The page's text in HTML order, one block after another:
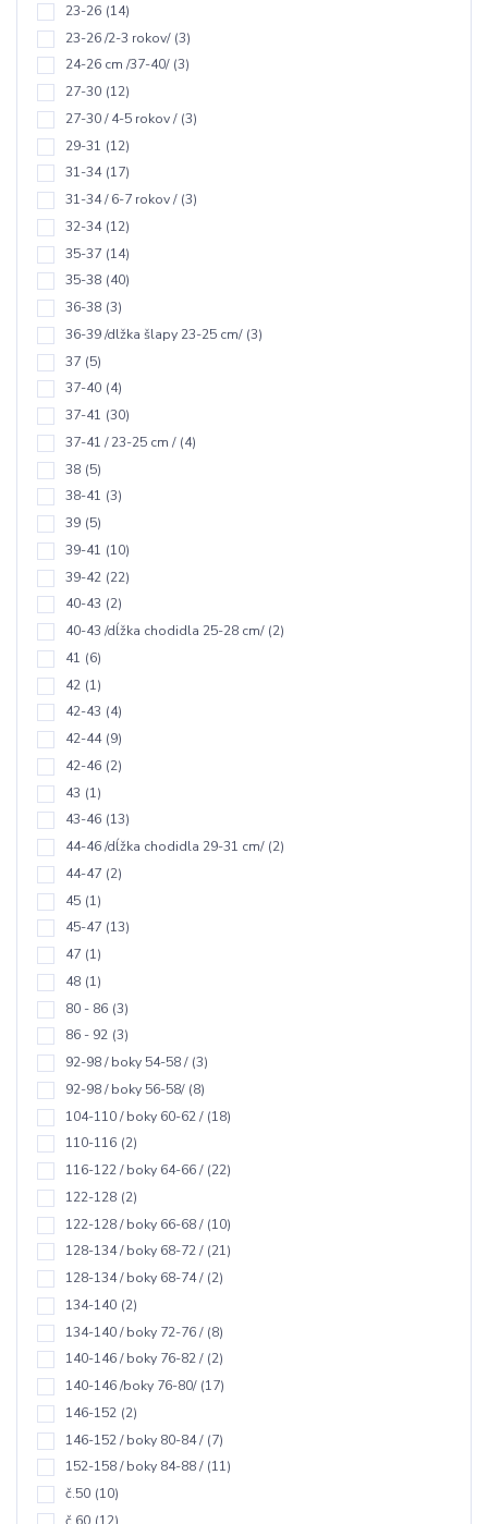
23-26 (14)
23-26 /2-3 rokov/ (3)
24-26 cm /37-40/ (3)
27-30 (12)
27-30 / 4-5 rokov / (3)
29-31 (12)
31-34 (17)
31-34 / 6-7 rokov / (3)
32-34 (12)
35-37 (14)
35-38 (40)
36-38 (3)
36-39 /dlžka šlapy 23-25 cm/ (3)
37 (5)
37-40 (4)
37-41 (30)
37-41 / 23-25 cm / (4)
38 (5)
38-41 (3)
39 (5)
39-41 (10)
39-42 (22)
40-43 (2)
40-43 /dĺžka chodidla 25-28 cm/ (2)
41 (6)
42 (1)
42-43 (4)
42-44 (9)
42-46 (2)
43 (1)
43-46 (13)
44-46 /dĺžka chodidla 29-31 cm/ (2)
44-47 (2)
45 (1)
45-47 (13)
47 (1)
48 (1)
80 - 86 (3)
86 - 92 (3)
92-98 / boky 54-58 / (3)
92-98 / boky 56-58/ (8)
104-110 / boky 60-62 / (18)
110-116 (2)
116-122 / boky 64-66 / (22)
122-128 (2)
122-128 / boky 66-68 / (10)
128-134 / boky 68-72 / (21)
128-134 / boky 68-74 / (2)
134-140 (2)
134-140 / boky 72-76 / (8)
140-146 / boky 76-82 / (2)
140-146 /boky 76-80/ (17)
146-152 (2)
146-152 / boky 80-84 / (7)
152-158 / boky 84-88 / (11)
č.50 (10)